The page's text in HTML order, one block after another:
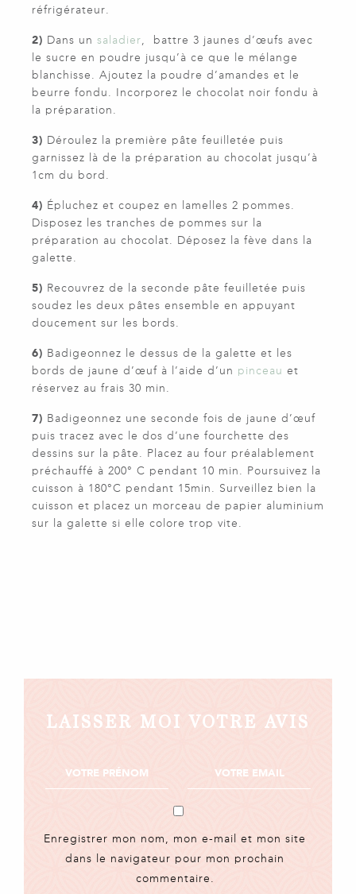
réfrigérateur.
2) Dans un saladier, battre 3 jaunes d’œufs avec
le sucre en poudre jusqu’à ce que le mélange
blanchisse. Ajoutez la poudre d’amandes et le
beurre fondu. Incorporez le chocolat noir fondu à
la préparation.
3) Déroulez la première pâte feuilletée puis
garnissez là de la préparation au chocolat jusqu’à
1cm du bord.
4) Épluchez et coupez en lamelles 2 pommes.
Disposez les tranches de pommes sur la
préparation au chocolat. Déposez la fève dans la
galette.
5) Recouvrez de la seconde pâte feuilletée puis
soudez les deux pâtes ensemble en appuyant
doucement sur les bords.
6) Badigeonnez le dessus de la galette et les
bords de jaune d’œuf à l’aide d’un pinceau et
réservez au frais 30 min.
7) Badigeonnez une seconde fois de jaune d’œuf
puis tracez avec le dos d’une fourchette des
dessins sur la pâte. Placez au four préalablement
préchauffé à 200° C pendant 10 min. Poursuivez la
cuisson à 180°C pendant 15min. Surveillez bien la
cuisson et placez un morceau de papier aluminium
sur la galette si elle colore trop vite.
LAISSER MOI VOTRE AVIS
Enregistrer mon nom, mon e-mail et mon site
dans le navigateur pour mon prochain
commentaire.